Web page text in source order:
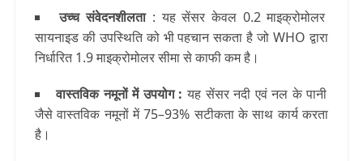
उच्च संवेदनशीलता: यह सेंसर केवल 0.2 माइक्रोमोलर
सायनाइड की उपस्थिति को भी पहचान सकता है जो WHO द्वारा
निर्धारित 1.9 माइक्रोमोलर सीमा से काफी कम है।
वास्तविक नमूनों में उपयोग : यह सेंसर नदी एवं नल के पानी
जैसे वास्तविक नमूनों में 75–93% सटीकता के साथ कार्य करता
है।